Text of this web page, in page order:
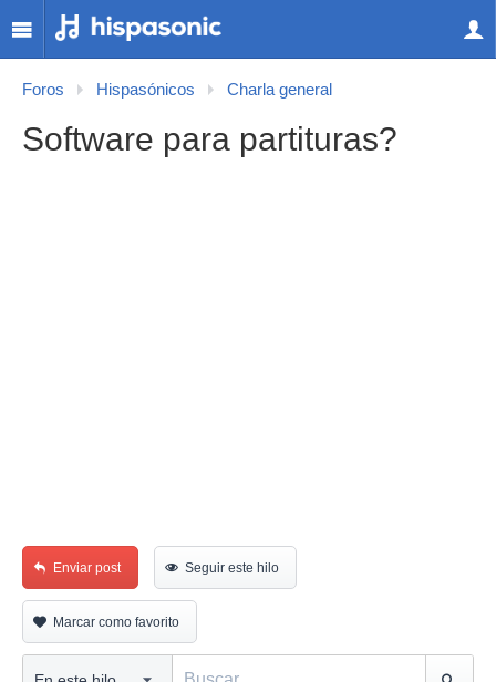
Foros Hispasónicos Charla general
Software para partituras?
Enviar post Seguir este hilo
Marcar como favorito